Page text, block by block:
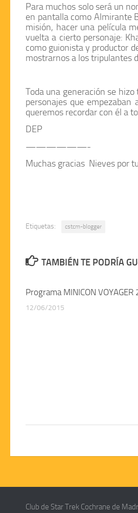
Para muchos solo será un
en pantalla como Almirante
misión, hacer una película
vuelta a cierto personaje:
como guionista y productor
mostrarnos a los tripulantes
Toda una generación se
personajes que
queremos recordar con él a
DEP
——————-
Muchas gracias Nieves por
Etiquetas: cstcm-blogger
TAMBIÉN TE PODRÍA
Programa MINICON
12/06/2015
Club de Star Trek Cochrane de